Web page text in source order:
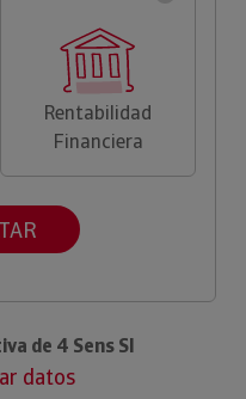
Rentabilidad
Financiera
de 4 Sens Sl
datos